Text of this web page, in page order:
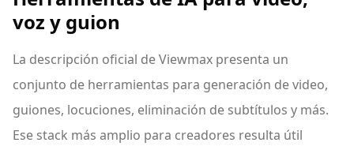
voz y guion
La descripción oficial de Viewmax presenta un
conjunto de herramientas para generación de video,
guiones, locuciones, eliminación de subtítulos y más.
Ese stack más amplio para creadores resulta útil